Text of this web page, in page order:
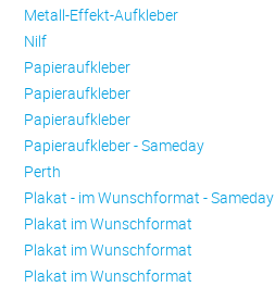
Metall-Effekt-Aufkleber
Nilf
Papieraufkleber
Papieraufkleber
Papieraufkleber
Papieraufkleber - Sameday
Perth
Plakat - im Wunschformat - Sameday
Plakat im Wunschformat
Plakat im Wunschformat
Plakat im Wunschformat